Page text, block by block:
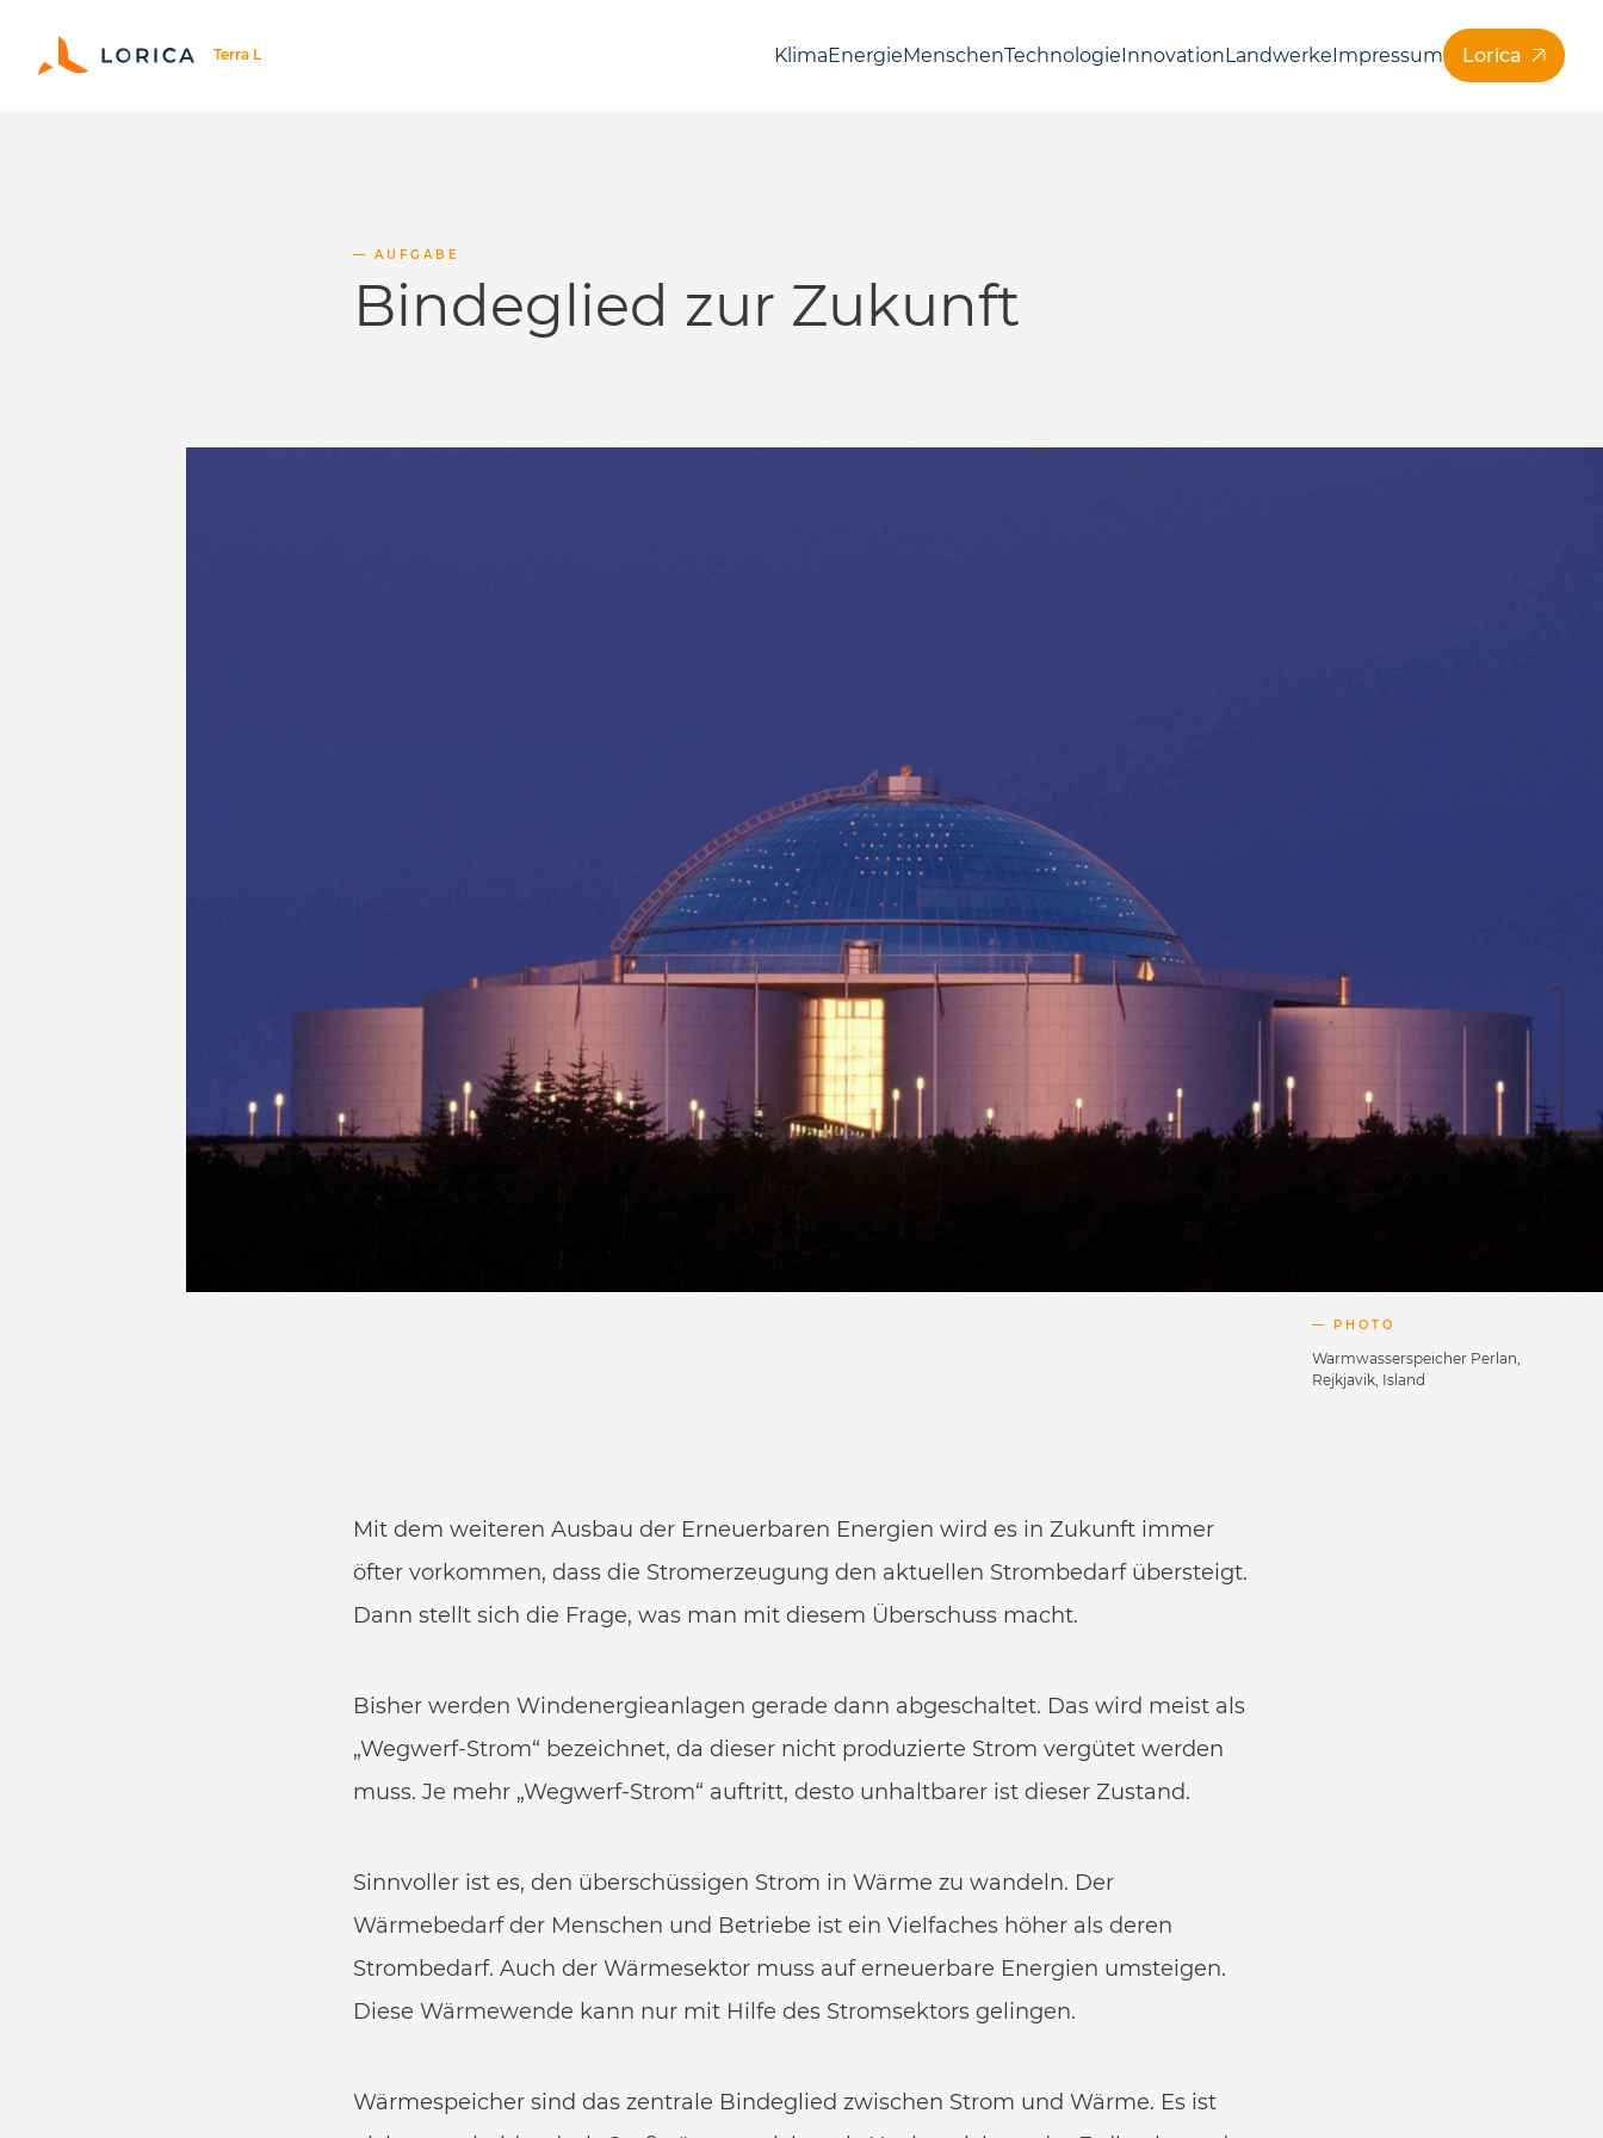
KlimaEnergieMenschenTechnologieInnovationLandwerkeImpressum Lorica
AUFGABE
Bindeglied zur Zukunft
PHOTO
Warmwasserspeicher Perlan,
Rejkjavik, Island
Mit dem weiteren Ausbau der Erneuerbaren Energien wird es in Zukunft immer
öfter vorkommen, dass die Stromerzeugung den aktuellen Strombedarf übersteigt.
Dann stellt sich die Frage, was man mit diesem Überschuss macht.
Bisher werden Windenergieanlagen gerade dann abgeschaltet. Das wird meist als
„Wegwerf-Strom“ bezeichnet, da dieser nicht produzierte Strom vergütet werden
muss. Je mehr „Wegwerf-Strom“ auftritt, desto unhaltbarer ist dieser Zustand.
Sinnvoller ist es, den überschüssigen Strom in Wärme zu wandeln. Der
Wärmebedarf der Menschen und Betriebe ist ein Vielfaches höher als deren
Strombedarf. Auch der Wärmesektor muss auf erneuerbare Energien umsteigen.
Diese Wärmewende kann nur mit Hilfe des Stromsektors gelingen.
Wärmespeicher sind das zentrale Bindeglied zwischen Strom und Wärme. Es ist